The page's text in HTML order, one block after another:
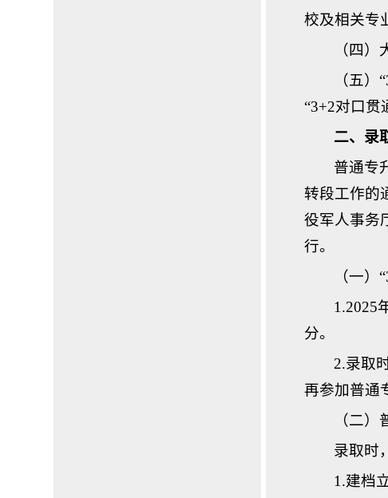
校及相关专
（四）
（五
“3+2对口贯
二、录
普通专
转段工作的
役军人事务
行。
（一）
1.2025
分。
2.录取
再参加普通
（二）
录取时
1.建档